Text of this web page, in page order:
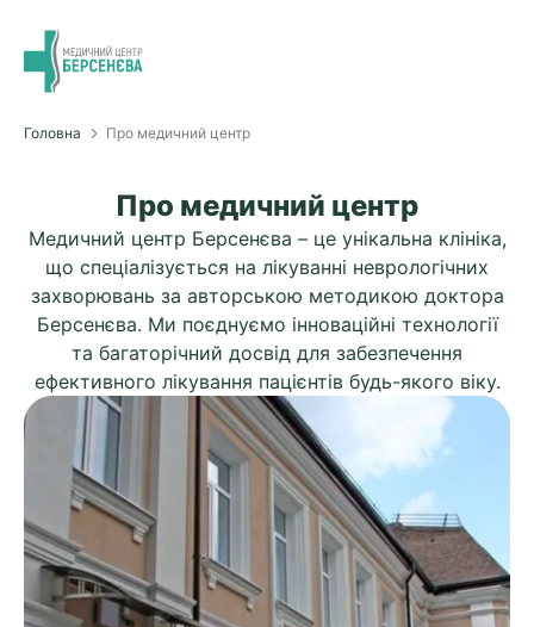
Головна Про медичний центр
Про медичний центр
Медичний центр Берсенєва – це унікальна клініка,
що спеціалізується на лікуванні неврологічних
захворювань за авторською методикою доктора
Берсенєва. Ми поєднуємо інноваційні технології
та багаторічний досвід для забезпечення
ефективного лікування пацієнтів будь-якого віку.